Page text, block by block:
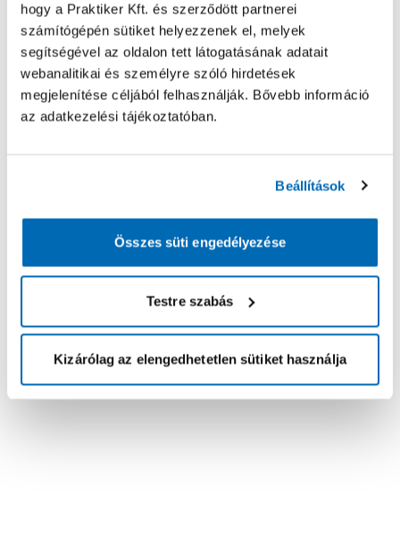
hogy a Praktiker Kft. és szerződött partnerei
számítógépén sütiket helyezzenek el, melyek
segítségével az oldalon tett látogatásának adatait
webanalitikai és személyre szóló hirdetések
megjelenítése céljából felhasználják. Bővebb információ
az adatkezelési tájékoztatóban.
Beállítások
Összes süti engedélyezése
Testre szabás
Kizárólag az elengedhetetlen sütiket használja